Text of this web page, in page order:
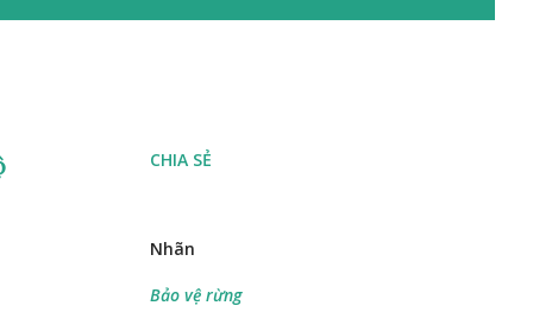
CHIA SẺ
Nhãn
Bảo vệ rừng